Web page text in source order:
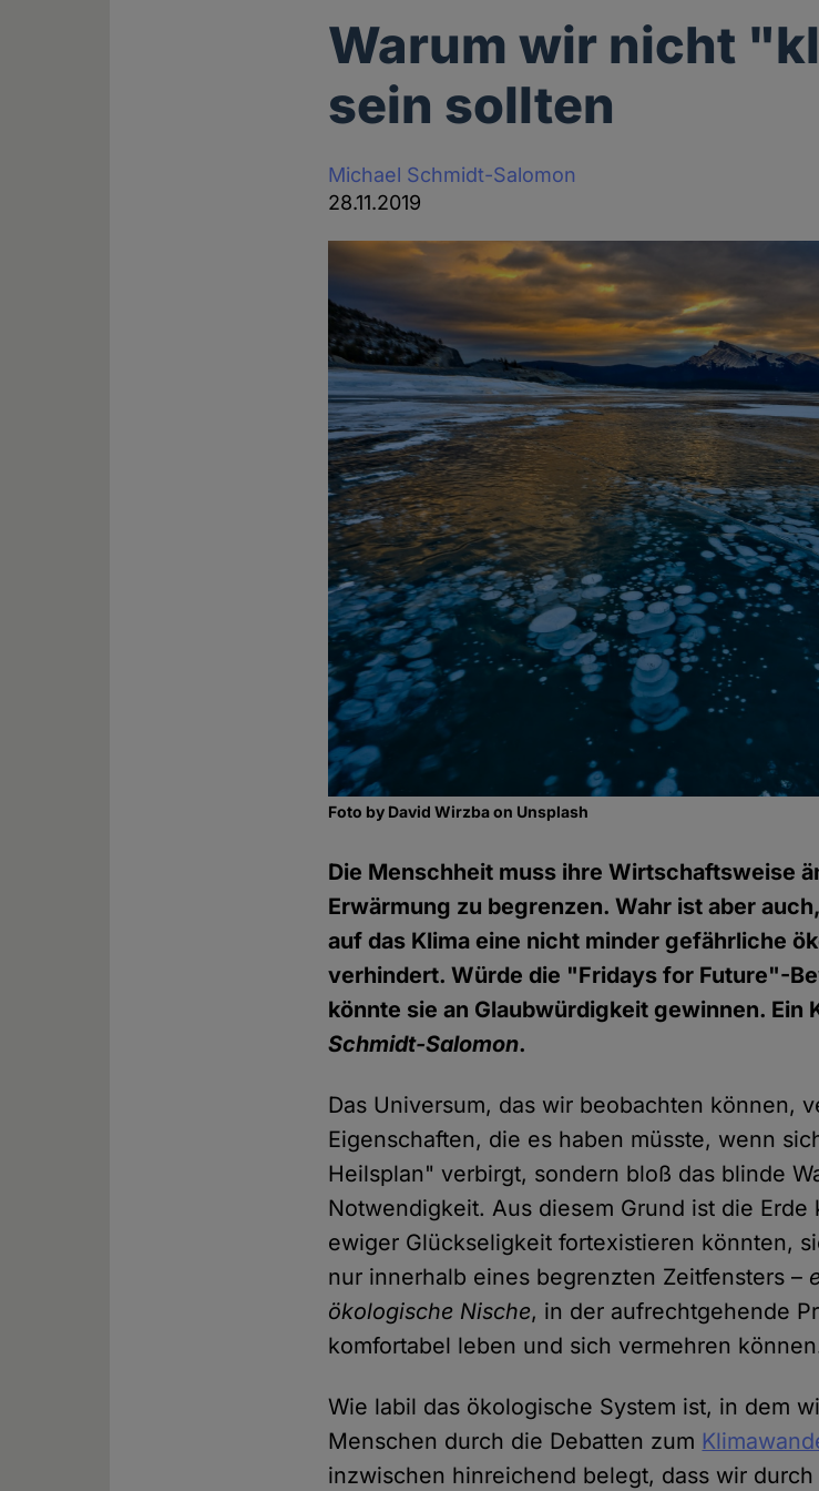
Warum wir nicht
sein sollten
Michael Schmidt-Salomon
28.11.2019
Foto by David Wirzba on Unsplash
Die Menschheit muss ihre Wirtschaftsweise
Erwärmung zu begrenzen. Wahr ist aber
auf das Klima eine nicht minder gefährliche
verhindert. Würde die "Fridays for Future"-
könnte sie an Glaubwürdigkeit gewinnen. Ein
Schmidt-Salomon.
Das Universum, das wir beobachten können,
Eigenschaften, die es haben müsste, wenn
Heilsplan" verbirgt, sondern bloß das blinde
Notwendigkeit. Aus diesem Grund ist die
ewiger Glückseligkeit fortexistieren könnten,
nur innerhalb eines begrenzten Zeitfensters –
ökologische Nische, in der aufrechtgehende
komfortabel leben und sich vermehren
Wie labil das ökologische System ist, in dem
Menschen durch die Debatten zum
inzwischen hinreichend belegt, dass wir